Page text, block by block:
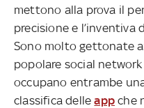
mettono alla prova il
precisione e l’inventiva
Sono molto gettonate
popolare social network
occupano entrambe
classifica delleapp che